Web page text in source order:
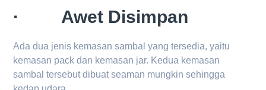
· Awet Disimpan
Ada dua jenis kemasan sambal yang tersedia, yaitu
kemasan pack dan kemasan jar. Kedua kemasan
sambal tersebut dibuat seaman mungkin sehingga